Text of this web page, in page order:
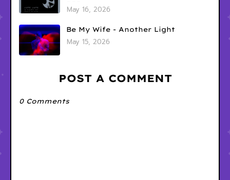
May 16, 2026
Be My Wife - Another Light
May 15, 2026
POST A COMMENT
0 Comments